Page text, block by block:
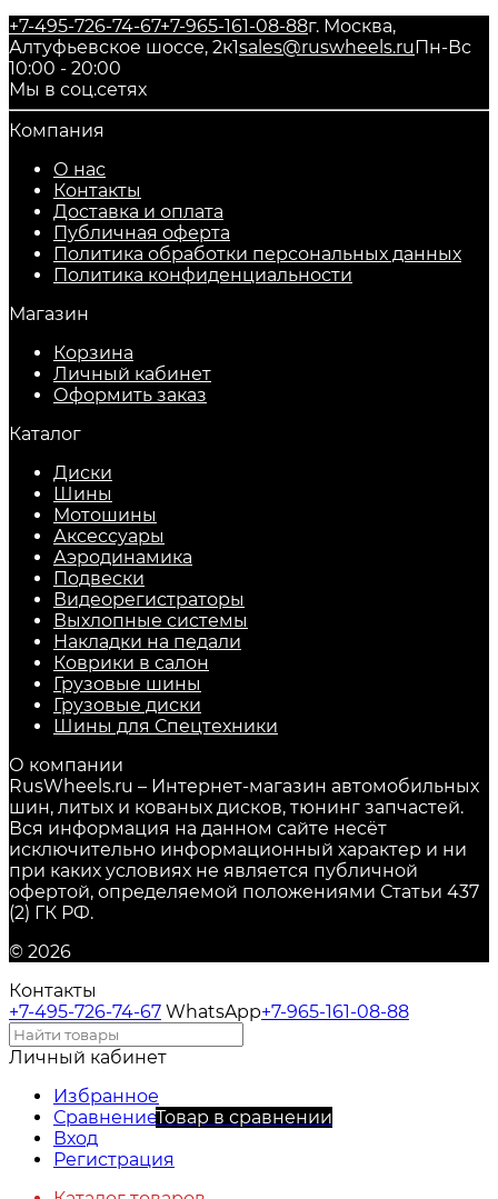
+7-495-726-74-67+7-965-161-08-88г. Москва,
Алтуфьевское шоссе, 2к1sales@ruswheels.ru Пн-Вс
10:00 - 20:00
Мы в соц.сетях
Компания
О нас
Контакты
Доставка и оплата
Публичная оферта
Политика обработки персональных данных
​Политика конфиденциальности
Магазин
Корзина
Личный кабинет
Оформить заказ
Каталог
Диски
Шины
Мотошины
Аксессуары
Аэродинамика
Подвески
Видеорегистраторы
Выхлопные системы
Накладки на педали
Коврики в салон
Грузовые шины
Грузовые диски
Шины для Спецтехники
О компании
RusWheels.ru – Интернет-магазин автомобильных
шин, литых и кованых дисков, тюнинг запчастей.
Вся информация на данном сайте несёт
исключительно информационный характер и ни
при каких условиях не является публичной
офертой, определяемой положениями Статьи 437
(2) ГК РФ.
© 2026
Контакты
+7-495-726-74-67 WhatsApp+7-965-161-08-88
Личный кабинет
Избранное
СравнениеТовар в сравнении
Вход
Регистрация